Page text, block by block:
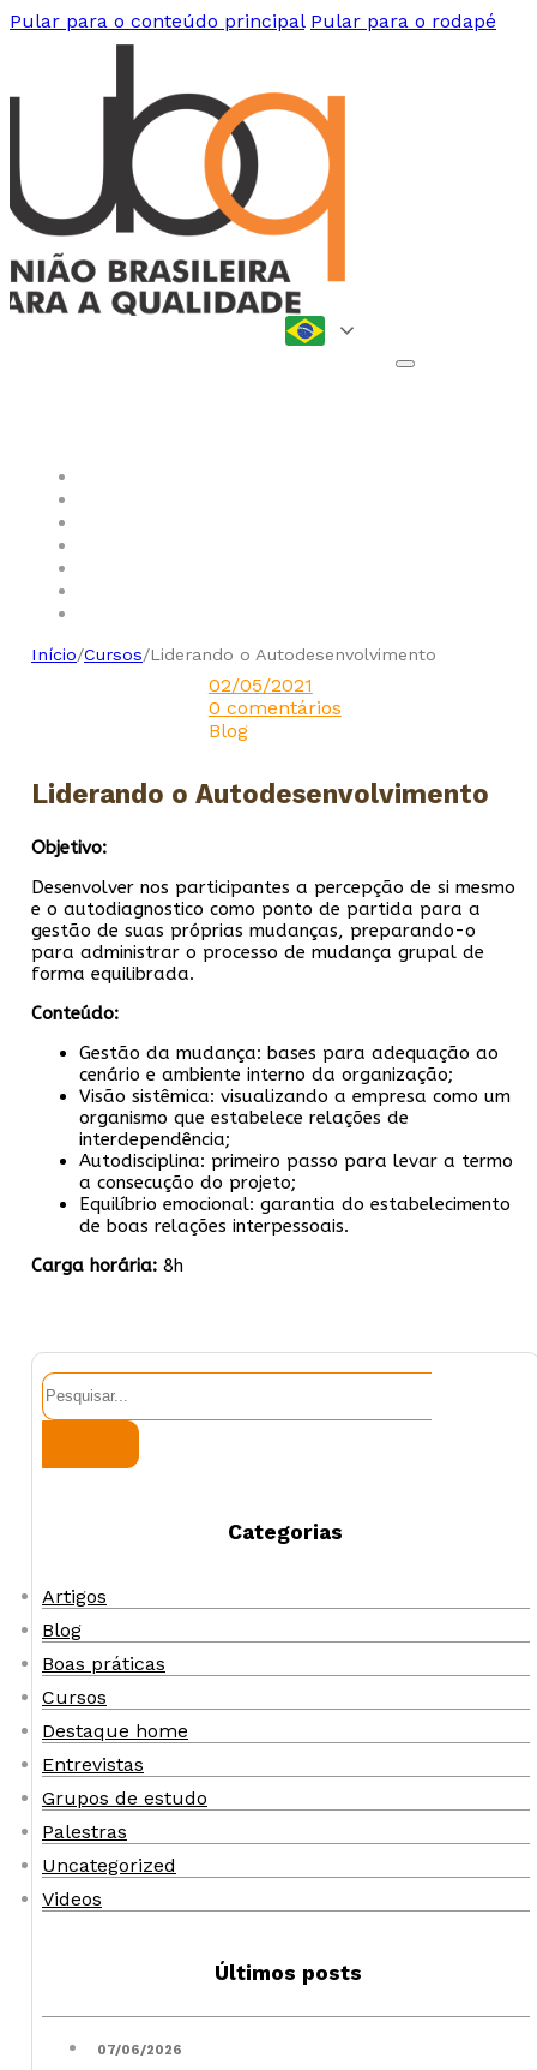
Pular para o conteúdo principal Pular para o rodapé
Início/Cursos/Liderando o Autodesenvolvimento
02/05/2021
0 comentários
Blog
Liderando o Autodesenvolvimento
Objetivo:
Desenvolver nos participantes a percepção de si mesmo
e o autodiagnostico como ponto de partida para a
gestão de suas próprias mudanças, preparando-o
para administrar o processo de mudança grupal de
forma equilibrada.
Conteúdo:
Gestão da mudança: bases para adequação ao
cenário e ambiente interno da organização;
Visão sistêmica: visualizando a empresa como um
organismo que estabelece relações de
interdependência;
Autodisciplina: primeiro passo para levar a termo
a consecução do projeto;
Equilíbrio emocional: garantia do estabelecimento
de boas relações interpessoais.
Carga horária: 8h
Pesquisar
Categorias
Artigos
Blog
Boas práticas
Cursos
Destaque home
Entrevistas
Grupos de estudo
Palestras
Uncategorized
Videos
Últimos posts
07/06/2026